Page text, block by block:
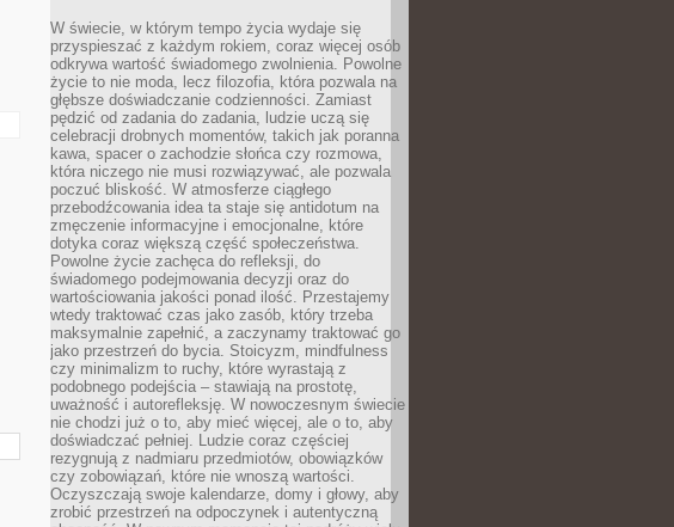
W świecie, w którym tempo życia wydaje się
przyspieszać z każdym rokiem, coraz więcej osób
odkrywa wartość świadomego zwolnienia. Powolne
życie to nie moda, lecz filozofia, która pozwala na
głębsze doświadczanie codzienności. Zamiast
pędzić od zadania do zadania, ludzie uczą się
celebracji drobnych momentów, takich jak poranna
kawa, spacer o zachodzie słońca czy rozmowa,
która niczego nie musi rozwiązywać, ale pozwala
poczuć bliskość. W atmosferze ciągłego
przebodźcowania idea ta staje się antidotum na
zmęczenie informacyjne i emocjonalne, które
dotyka coraz większą część społeczeństwa.
Powolne życie zachęca do refleksji, do
świadomego podejmowania decyzji oraz do
wartościowania jakości ponad ilość. Przestajemy
wtedy traktować czas jako zasób, który trzeba
maksymalnie zapełnić, a zaczynamy traktować go
jako przestrzeń do bycia. Stoicyzm, mindfulness
czy minimalizm to ruchy, które wyrastają z
podobnego podejścia – stawiają na prostotę,
uważność i autorefleksję. W nowoczesnym świecie
nie chodzi już o to, aby mieć więcej, ale o to, aby
doświadczać pełniej. Ludzie coraz częściej
rezygnują z nadmiaru przedmiotów, obowiązków
czy zobowiązań, które nie wnoszą wartości.
Oczyszczają swoje kalendarze, domy i głowy, aby
zrobić przestrzeń na odpoczynek i autentyczną